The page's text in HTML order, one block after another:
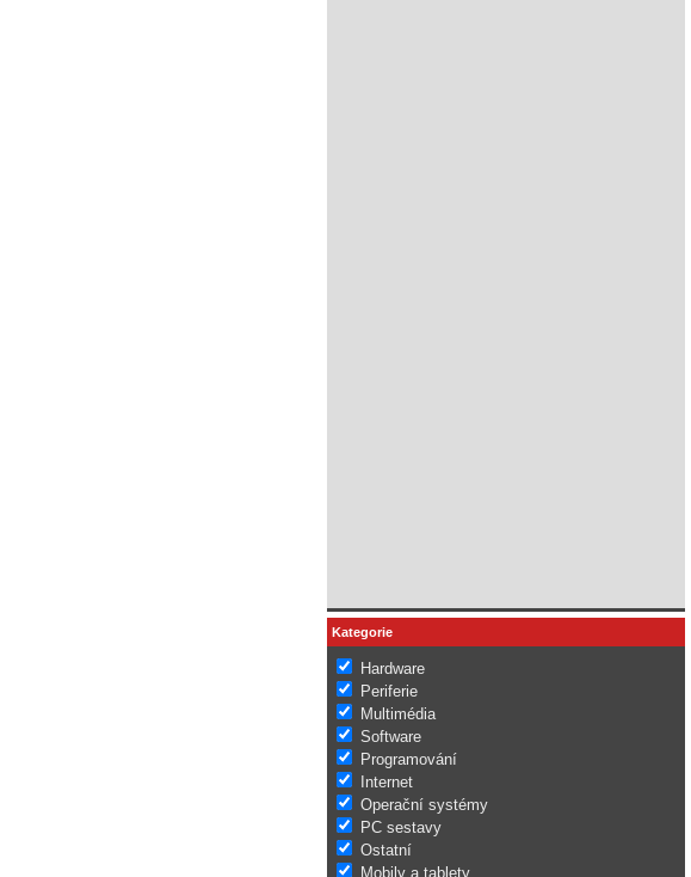
Kategorie
Hardware
Periferie
Multimédia
Software
Programování
Internet
Operační systémy
PC sestavy
Ostatní
Mobily a tablety